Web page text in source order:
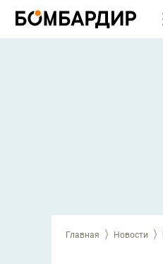
Главная Новости